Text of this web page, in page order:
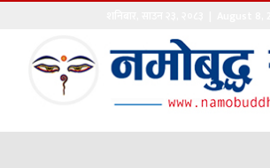
गृहपृष्ठ